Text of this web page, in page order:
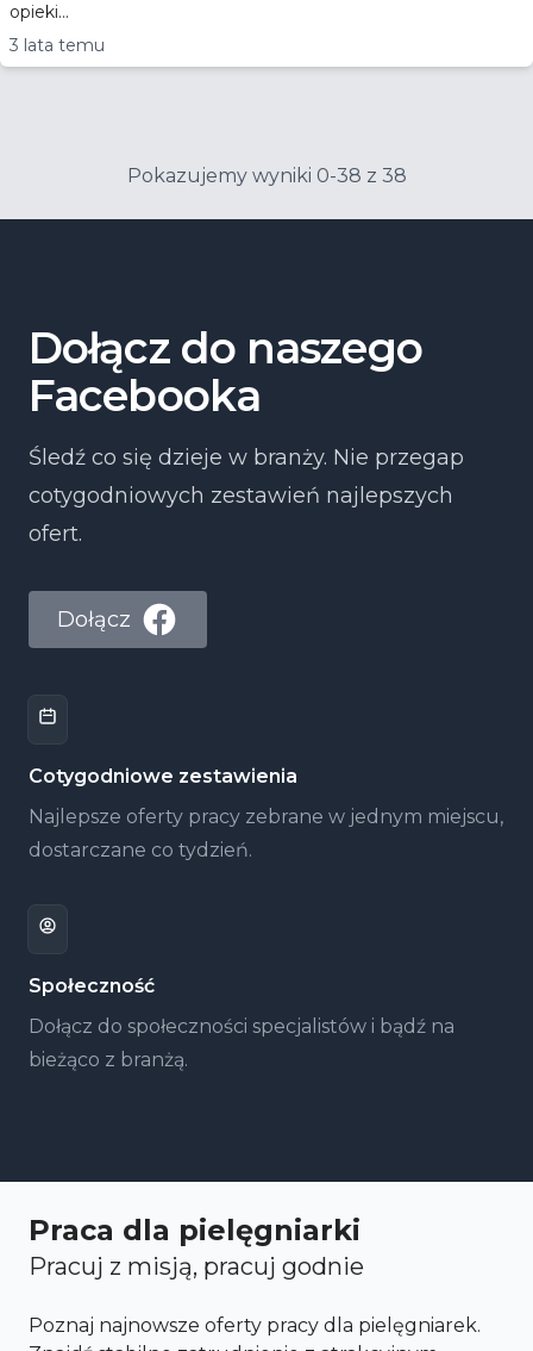
opieki...
3 lata temu
Pokazujemy wyniki 0-38 z 38
Dołącz do naszego
Facebooka
Śledź co się dzieje w branży. Nie przegap
cotygodniowych zestawień najlepszych
ofert.
Dołącz
Cotygodniowe zestawienia
Najlepsze oferty pracy zebrane w jednym miejscu,
dostarczane co tydzień.
Społeczność
Dołącz do społeczności specjalistów i bądź na
bieżąco z branżą.
Praca dla pielęgniarki
Pracuj z misją, pracuj godnie
Poznaj najnowsze oferty pracy dla pielęgniarek.